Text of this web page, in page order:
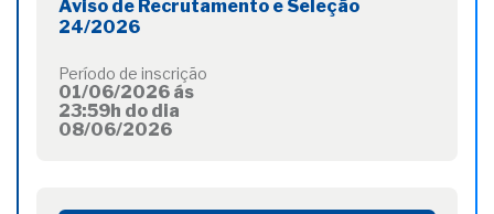
Aviso de Recrutamento e Seleção
24/2026
Período de inscrição
01/06/2026 ás
23:59h do dia
08/06/2026